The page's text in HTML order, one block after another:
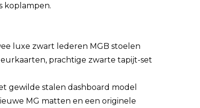
koplampen.
luxe zwart lederen MGB stoelen
prachtige zwarte tapijt-set
gewilde stalen dashboard model
MG matten en een originele